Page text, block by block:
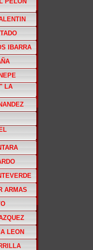
IBARRA
LA
ARMAS
LEON